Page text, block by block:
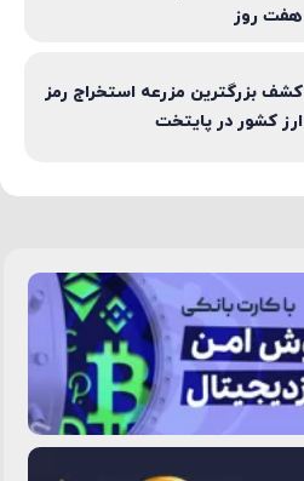
هفت روز
کشف بزرگترین مزرعه استخراج رمز
ارز کشور در پایتخت